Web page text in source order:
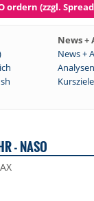
ordern (zzgl.
News +
News +
Analysen
Kursziele
- NASO